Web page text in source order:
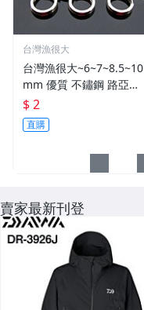
台灣漁很大
台灣漁很大~6~7~8.5~10
mm 優質 不鏽鋼 路亞環
S型開口 扁平 打扁 打平
$ 2
直購
賣家最新刊登